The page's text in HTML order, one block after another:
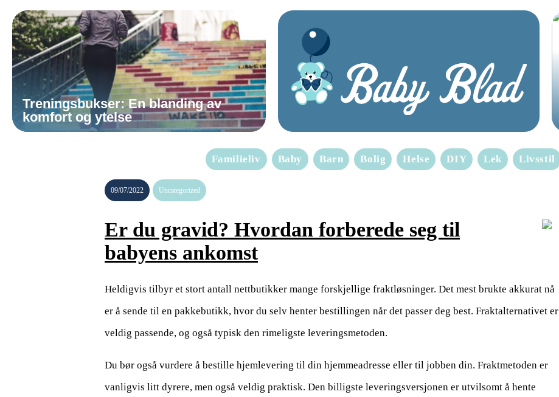
Treningsbukser: En blanding av
komfort og ytelse
Familieliv Baby Barn Bolig Helse DIY Lek Livsstil
09/07/2022 Uncategorized
Er du gravid? Hvordan forberede seg til
babyens ankomst
Heldigvis tilbyr et stort antall nettbutikker mange forskjellige fraktløsninger. Det mest brukte akkurat nå
er å sende til en pakkebutikk, hvor du selv henter bestillingen når det passer deg best. Fraktalternativet er
veldig passende, og også typisk den rimeligste leveringsmetoden.
Du bør også vurdere å bestille hjemlevering til din hjemmeadresse eller til jobben din. Fraktmetoden er
vanligvis litt dyrere, men også veldig praktisk. Den billigste leveringsversjonen er utvilsomt å hente